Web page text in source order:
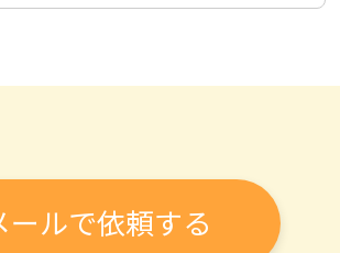
ールで依頼する